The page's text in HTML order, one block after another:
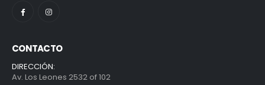
CONTACTO
DIRECCIÓN:
Av. Los Leones 2532 of 102